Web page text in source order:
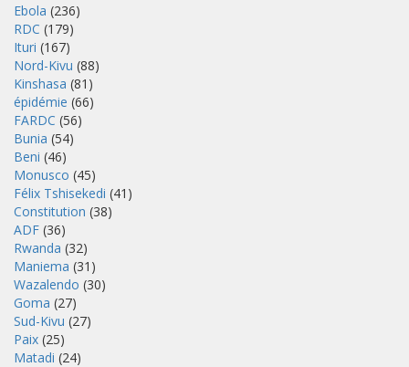
Ebola (236)
RDC (179)
Ituri (167)
Nord-Kivu (88)
Kinshasa (81)
épidémie (66)
FARDC (56)
Bunia (54)
Beni (46)
Monusco (45)
Félix Tshisekedi (41)
Constitution (38)
ADF (36)
Rwanda (32)
Maniema (31)
Wazalendo (30)
Goma (27)
Sud-Kivu (27)
Paix (25)
Matadi (24)